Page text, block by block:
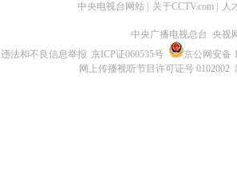
中央电视台网站 关于CCTV.com 人
中央广播电视总台 央视
违法和不良信息举报 京ICP证060535号
京公网安备
网上传播视听节目许可证号 0102002